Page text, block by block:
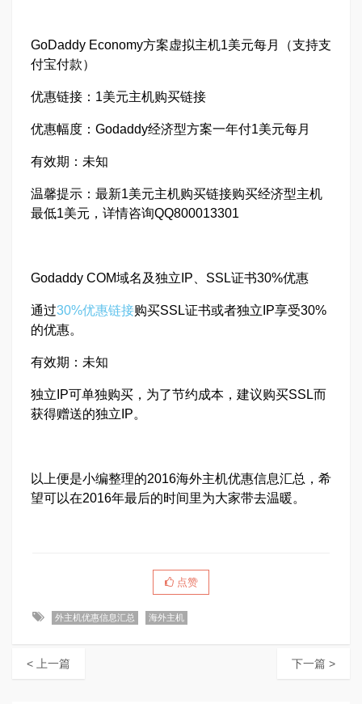
GoDaddy Economy方案虚拟主机1美元每月（支持支
付宝付款）
优惠链接：1美元主机购买链接
优惠幅度：Godaddy经济型方案一年付1美元每月
有效期：未知
温馨提示：最新1美元主机购买链接购买经济型主机
最低1美元，详情咨询QQ800013301
Godaddy COM域名及独立IP、SSL证书30%优惠
通过30%优惠链接购买SSL证书或者独立IP享受30%
的优惠。
有效期：未知
独立IP可单独购买，为了节约成本，建议购买SSL而
获得赠送的独立IP。
以上便是小编整理的2016海外主机优惠信息汇总，希
望可以在2016年最后的时间里为大家带去温暖。
点赞
外主机优惠信息汇总 海外主机
< 上一篇 下一篇 >